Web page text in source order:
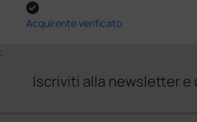
Acquirente verificato
;
Iscriviti alla newsletter